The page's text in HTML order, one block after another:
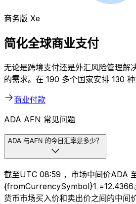
商务版 Xe
简化全球商业支付
无论是跨境支付还是外汇风险管理解
的需求。在 190 多个国家安排 130 种
商业付款
ADA AFN 常见问题
ADA 与AFN 的今日汇率是多少？
截至UTC 08:59 ，市场中间价ADA
{fromCurrencySymbol}1 =؋12.4366 。市场中间价是全球
货币市场买入价和卖出价之间的中间